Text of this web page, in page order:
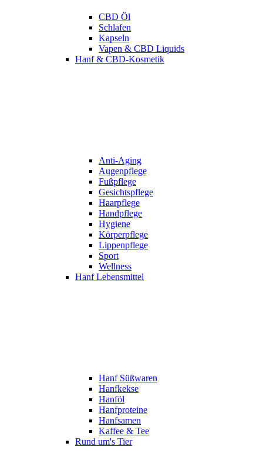
CBD Öl
Schlafen
Kapseln
Vapen & CBD Liquids
Hanf & CBD-Kosmetik
Anti-Aging
Augenpflege
Fußpflege
Gesichtspflege
Haarpflege
Handpflege
Hygiene
Körperpflege
Lippenpflege
Sport
Wellness
Hanf Lebensmittel
Hanf Süßwaren
Hanfkekse
Hanföl
Hanfproteine
Hanfsamen
Kaffee & Tee
Rund um's Tier